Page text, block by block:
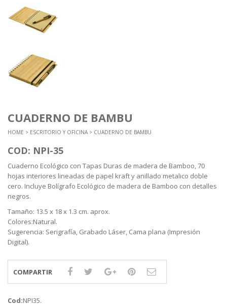
CUADERNO DE BAMBU
HOME > ESCRITORIO Y OFICINA > CUADERNO DE BAMBU
COD: NPI-35
Cuaderno Ecológico con Tapas Duras de madera de Bamboo, 70
hojas interiores lineadas de papel kraft y anillado metalico doble
cero. Incluye Bolígrafo Ecológico de madera de Bamboo con detalles
negros.
Tamaño: 13.5 x 18 x 1.3 cm. aprox.
Colores:Natural.
Sugerencia: Serigrafía, Grabado Láser, Cama plana (Impresión
Digital).
COMPARTIR
Cod:NPI35.